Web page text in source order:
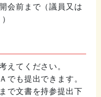
会前まで（議員又は
えてください。
でも提出できます。
で文書を持参提出下